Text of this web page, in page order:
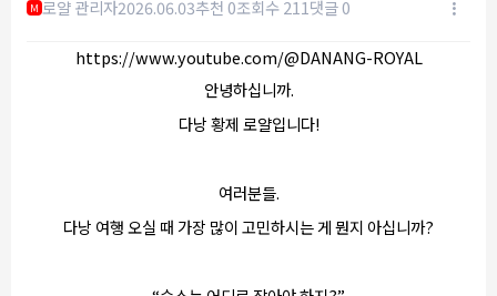
M 로얄 관리자2026.06.03추천 0조회수 211댓글 0
https://www.youtube.com/@DANANG-ROYAL
안녕하십니까.
다낭 황제 로얄입니다!
여러분들.
다낭 여행 오실 때 가장 많이 고민하시는 게 뭔지 아십니까?